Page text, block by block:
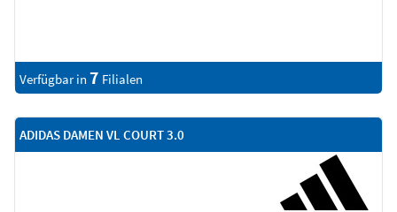
Verfügbar in 7 Filialen
ADIDAS DAMEN VL COURT 3.0